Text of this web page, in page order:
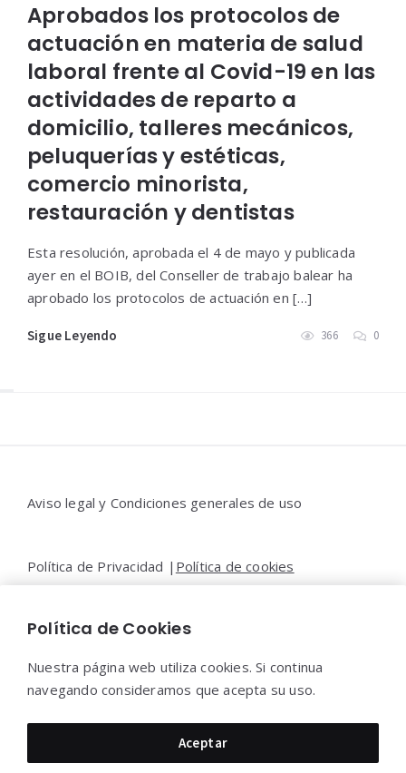
Aprobados los protocolos de
actuación en materia de salud
laboral frente al Covid-19 en las
actividades de reparto a
domicilio, talleres mecánicos,
peluquerías y estéticas,
comercio minorista,
restauración y dentistas
Esta resolución, aprobada el 4 de mayo y publicada
ayer en el BOIB, del Conseller de trabajo balear ha
aprobado los protocolos de actuación en […]
Sigue Leyendo 366 0
Aviso legal y Condiciones generales de uso
Política de Privacidad | Política de cookies
Contacto |Moya&Emery
Moya&Emery 2022 - Todos los derechos reservados.
Política de Cookies
Nuestra página web utiliza cookies. Si continua
navegando consideramos que acepta su uso.
Aceptar